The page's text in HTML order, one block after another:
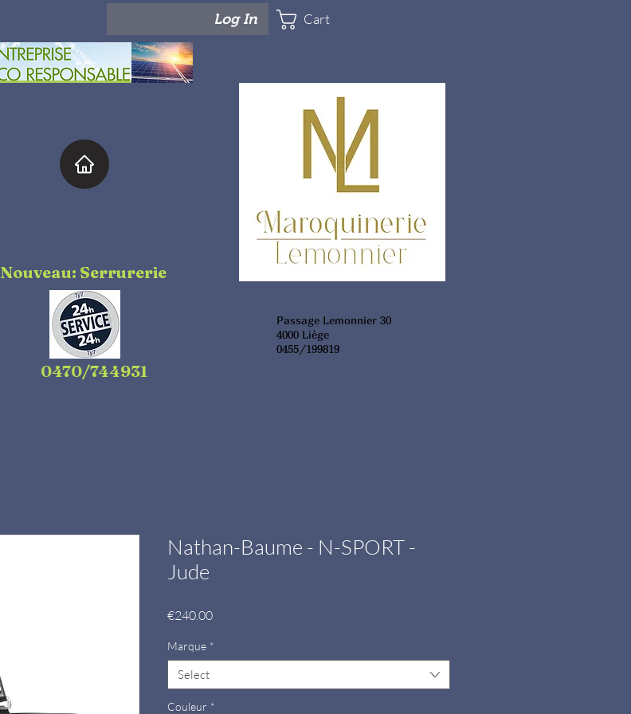
Log In Cart
Nouveau: Serrurerie
Passage Lemonnier 30
4000 Liège
0455/199819
0470/744931
Nathan-Baume - N-SPORT -
Jude
€240.00Price
Marque *
Select
Couleur *